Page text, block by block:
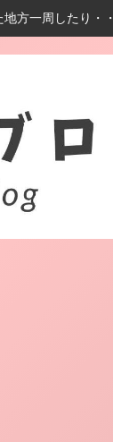
方一周したり・・